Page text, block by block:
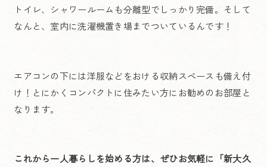
トイレ、シャワールームも分離型でしっかり完備。そして
なんと、室内に洗濯機置き場までついているんです！
エアコンの下には洋服などをおける収納スペースも備え付
け！とにかくコンパクトに住みたい方にお勧めのお部屋と
なります。
これから一人暮らしを始める方は、ぜひお気軽に「新大久